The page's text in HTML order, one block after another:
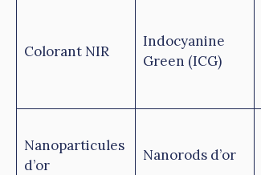
Colorant NIR
Indocyanine
Green (ICG)
Nanoparticules
d’or
Nanorods d’or